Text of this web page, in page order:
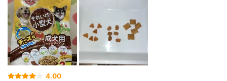
4.00